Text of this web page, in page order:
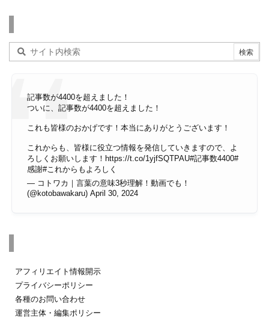
記事数が4400を超えました！
ついに、記事数が4400を超えました！
これも皆様のおかげです！本当にありがとうございます！
これからも、皆様に役立つ情報を発信していきますので、よ
ろしくお願いします！ https://t.co/1yjfSQTPAU#記事数4400#
感謝#これからもよろしく
— コトワカ｜言葉の意味3秒理解！動画でも！
(@kotobawakaru) April 30, 2024
アフィリエイト情報開示
プライバシーポリシー
各種のお問い合わせ
運営主体・編集ポリシー